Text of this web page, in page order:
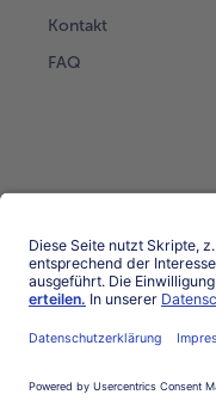
Kontakt
FAQ